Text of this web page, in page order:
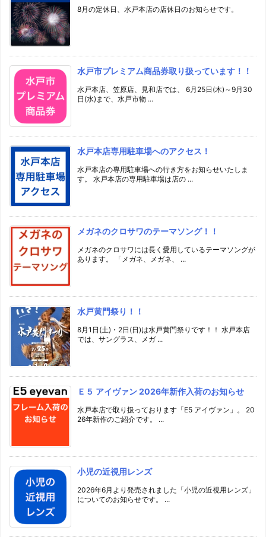
8月の定休日、水戸本店の店休日のお知らせです。
水戸市プレミアム商品券取り扱っています！！
水戸本店、笠原店、見和店では、 6月25日(木)～9月30
日(水)まで、水戸市物 ...
水戸本店専用駐車場へのアクセス！
水戸本店の専用駐車場への行き方をお知らせいたしま
す。 水戸本店の専用駐車場は店の ...
メガネのクロサワのテーマソング！！
メガネのクロサワには長く愛用しているテーマソングが
あります。 「メガネ、メガネ、 ...
水戸黄門祭り！！
8月1日(土)・2日(日)は水戸黄門祭りです！！ 水戸本店
では、サングラス、メガ ...
Ｅ５ アイヴァン 2026年新作入荷のお知らせ
水戸本店で取り扱っております「E5 アイヴァン」。 20
26年新作のご紹介です。 ...
小児の近視用レンズ
2026年6月より発売されました「小児の近視用レンズ」
についてのお知らせです。 ...